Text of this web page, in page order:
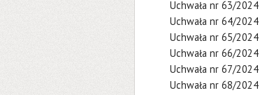
Uchwała nr 63/2024
Uchwała nr 64/2024
Uchwała nr 65/2024
Uchwała nr 66/2024
Uchwała nr 67/2024
Uchwała nr 68/2024